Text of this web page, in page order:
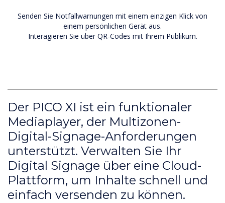
Senden Sie Notfallwarnungen mit einem einzigen Klick von
einem persönlichen Gerät aus.
Interagieren Sie über QR-Codes mit Ihrem Publikum.
Der PICO XI ist ein funktionaler
Mediaplayer, der Multizonen-
Digital-Signage-Anforderungen
unterstützt. Verwalten Sie Ihr
Digital Signage über eine Cloud-
Plattform, um Inhalte schnell und
einfach versenden zu können.